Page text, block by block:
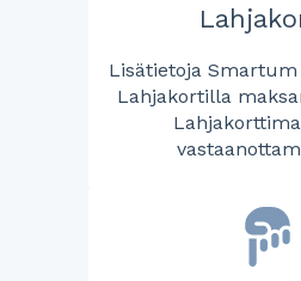
Lisätietoja
Lahjakortilla